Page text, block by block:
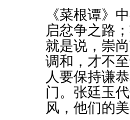
《菜根谭》
启忿争之路
就是说，崇
调和，才不
人要保持谦
门。张廷玉
风，他们的